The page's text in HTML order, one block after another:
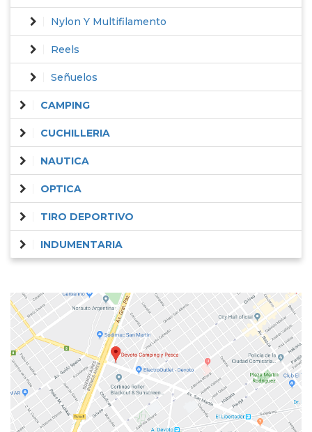
Nylon Y Multifilamento
Reels
Señuelos
CAMPING
CUCHILLERIA
NAUTICA
OPTICA
TIRO DEPORTIVO
INDUMENTARIA